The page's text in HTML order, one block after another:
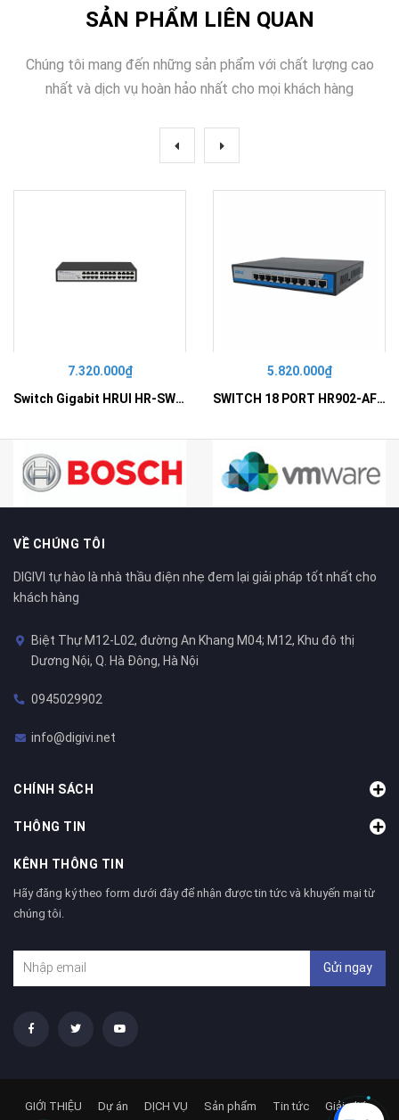
SẢN PHẨM LIÊN QUAN
Chúng tôi mang đến những sản phẩm với chất lượng cao
nhất và dịch vụ hoàn hảo nhất cho mọi khách hàng
7.320.000₫
Switch Gigabit HRUI HR-SWG10240D
5.820.000₫
SWITCH 18 PORT HR902-AF162G-300 – Switch PoE 16 Cổng
VỀ CHÚNG TÔI
DIGIVI tự hào là nhà thầu điện nhẹ đem lại giải pháp tốt nhất cho
khách hàng
Biệt Thự M12-L02, đường An Khang M04; M12, Khu đô thị
Dương Nội, Q. Hà Đông, Hà Nội
0945029902
info@digivi.net
CHÍNH SÁCH
THÔNG TIN
KÊNH THÔNG TIN
Hãy đăng ký theo form dưới đây để nhận được tin tức và khuyến mại từ
chúng tôi.
Gửi ngay
GIỚI THIỆU Dự án DỊCH VỤ Sản phẩm Tin tức Giải pháp